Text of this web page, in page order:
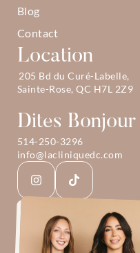
Blog
Contact
Location
205 Bd du Curé-Labelle,
Sainte-Rose, QC H7L 2Z9
Dites Bonjour
514-250-3296
info@lacliniquedc.com